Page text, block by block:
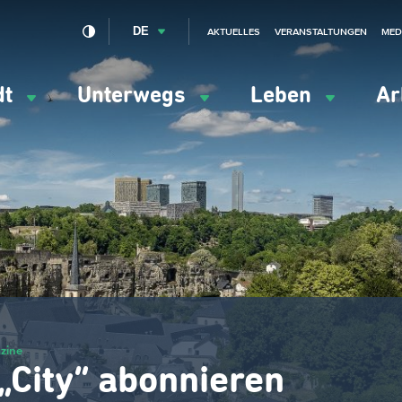
Unterwegs Leben
DE AKTUELLES VERANSTALTUNGEN
abonnieren